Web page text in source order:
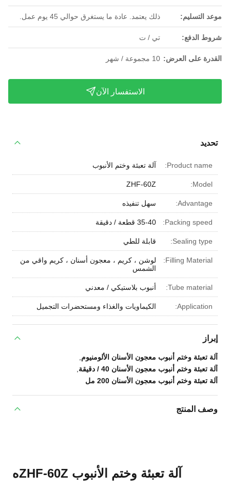
موعد التسليم: ذلك يعتمد. عادة ما يستغرق حوالي 45 يوم عمل.
شروط الدفع: تي / ت
القدرة على العرض: 10 مجموعة / شهر
الاستفسار الآن
تحديد
Product name: آلة تعبئة وختم الأنبوب
Model:
ZHF-60Z
Advantage: سهل تنفيذه
Packing speed: 35-40 قطعة / دقيقة
Sealing type: قابلة للطي
Filling Material:
لوشن ، كريم ، معجون أسنان ، كريم واقي من
الشمس
Tube material: أنبوب بلاستيكي / معدني
Application: الكيماويات والغذاء ومستحضرات التجميل
إبراز
آلة تعبئة وختم أنبوب معجون الأسنان الألومنيوم
آلة تعبئة وختم أنبوب معجون الأسنان 40 / دقيقة
آلة تعبئة وختم أنبوب معجون الأسنان 200 مل
وصف المنتج
آلة تعبئة وختم الأنبوب ZHF-60Z ه